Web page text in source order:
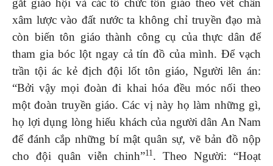
gắt giáo hội và các tổ chức tôn giáo theo vết chân
xâm lược vào đất nước ta không chỉ truyền đạo mà
còn biến tôn giáo thành công cụ của thực dân để
tham gia bóc lột ngay cả tín đồ của mình. Để vạch
trần tội ác kẻ địch đội lốt tôn giáo, Người lên án:
“Bởi vậy mọi đoàn đi khai hóa đều móc nối theo
một đoàn truyền giáo. Các vị này họ làm những gì,
họ lợi dụng lòng hiếu khách của người dân An Nam
để đánh cắp những bí mật quân sự, vẽ bản đồ nộp
cho đội quân viễn chinh”11. Theo Người: “Hoạt